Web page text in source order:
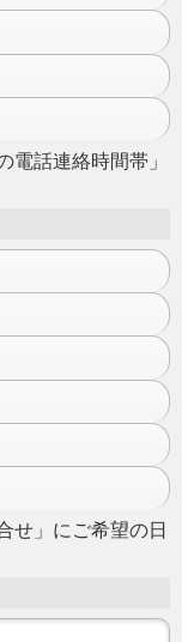
話連絡時間帯」
せ」にご希望の日